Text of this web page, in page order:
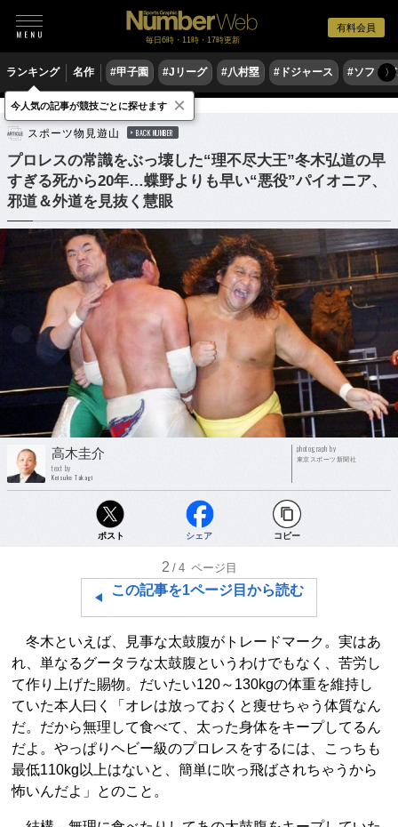
有料会員
毎日6時・11時・17時更新
ランキング 名作 #甲子園 #Jリーグ #八村塁 #ドジャース #ソフト〉
格闘技 プロレス
スポーツ物見遊山 BACK NUMBER
プロレスの常識をぶっ壊した“理不尽大王”冬木弘道の早
すぎる死から20年…蝶野よりも早い“悪役”パイオニア、
邪道＆外道を見抜く慧眼
高木圭介
text by
Keisuke Takagi
photograph by
東京スポーツ新聞社
ポスト シェア コピー
2 /4 ページ目
この記事を1ページ目から読む
冬木といえば、見事な太鼓腹がトレードマーク。実はあ
れ、単なるグータラな太鼓腹というわけでもなく、苦労し
て作り上げた賜物。だいたい120～130kgの体重を維持し
ていた本人曰く「オレは放っておくと痩せちゃう体質なん
だ。だから無理して食べて、太った身体をキープしてるん
だよ。やっぱりヘビー級のプロレスをするには、こっちも
最低110kg以上はないと、簡単に吹っ飛ばされちゃうから
怖いんだよ」とのこと。
今人気の記事が競技ごとに探せます ×